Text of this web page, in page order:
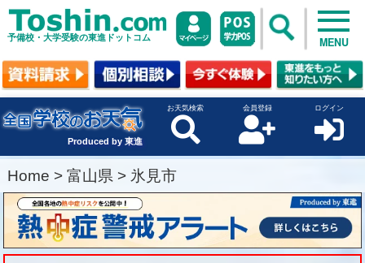
予備校・大学受験の東進ドットコム MENU
Produced by 東進
お天気検索 会員登録 ログイン
Home > 富山県 > 氷見市